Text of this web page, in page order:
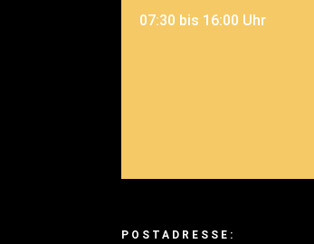
07:30 bis 16:00 Uhr
POSTADRESSE: